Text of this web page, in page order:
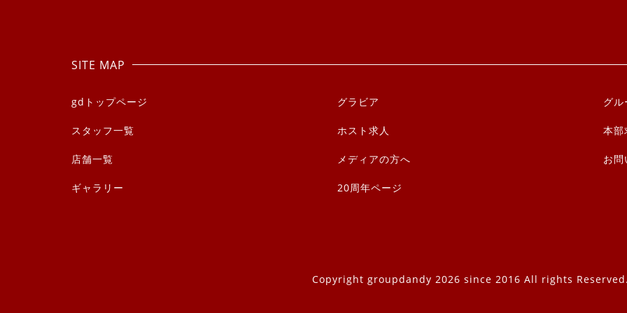
SITE MAP
gdトップページ グラビア グル
スタッフ一覧 ホスト求人 本部
店舗一覧 メディアの方へ お問
ギャラリー 20周年ページ
Copyright groupdandy 2026 since 2016 All rights Reserved.